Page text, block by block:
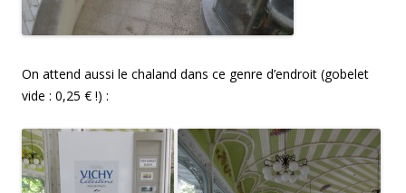
On attend aussi le chaland dans ce genre d’endroit (gobelet
vide : 0,25 € !) :